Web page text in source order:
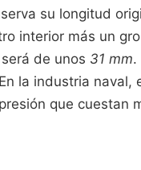
su longitud
interior más un
de unos 31 mm.
la industria naval,
que cuestan